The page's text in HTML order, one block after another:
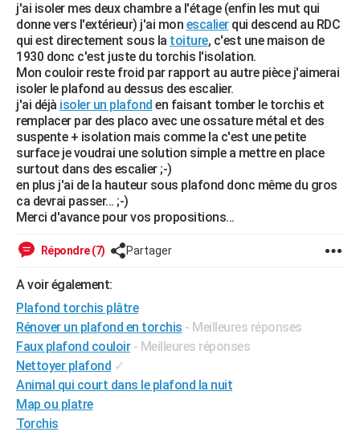
Mobiles
Meilleur smartphone
Internet
Ordinateurs
Jeux vidéo
Guide high-tech
+BRICOLAGE
Forum
Aménagement intérieur
Extérieur
Cuisine
Salle de bains
Jardinage
Rangement
WEEK-END
Guides de France
Escapades
Patrimoine
Expositions
Musées
Week-end nature
+LIFESTYLE
Art de vivre
Bien-être
Loisirs
Mode
Modes de vie
SANTE
Alimentation
Guide de la santé
Maladies
Médicaments
Sommeil
VOYAGE
Destinations
City break
Voyage nature
Voyage de noces
Forum
Climat
+PHOTO
GUIDES D'ACHAT
BONS PLANS
CARTE DE VOEUX
Carte de Noël
Carte Bonne année
Carte Saint-Valentin
Carte Pâques
Carte d'anniversaire
DICTIONNAIRE
Dictionnaire
Biographies
Citations
Expressions
Proverbes
PROGRAMME TV
COPAINS D'AVANT
S'inscrire
Se connecter
Lycées
Collèges
Primaires
Universités
Entreprises
Service militaire
Avis de recherche
AVIS DE DÉCÈS
j'ai isoler mes deux chambre a l'étage (enfin les mut qui
donne vers l'extérieur) j'ai mon escalierqui descend au RDC
qui est directement sous la toiture, c'est une maison de
1930 donc c'est juste du torchis l'isolation.
Mon couloir reste froid par rapport au autre pièce j'aimerai
isoler le plafond au dessus des escalier.
j'ai déjà isoler un plafond en faisant tomber le torchis et
remplacer par des placo avec une ossature métal et des
suspente + isolation mais comme la c'est une petite
surface je voudrai une solution simple a mettre en place
surtout dans des escalier ;-)
en plus j'ai de la hauteur sous plafond donc même du gros
ca devrai passer... ;-)
Merci d'avance pour vos propositions...
Répondre (7) Partager
A voir également:
Plafond torchis plâtre
Rénover un plafond en torchis - Meilleures réponses
Faux plafond couloir - Meilleures réponses
Nettoyer plafond ✓
Animal qui court dans le plafond la nuit
Map ou platre
Torchis